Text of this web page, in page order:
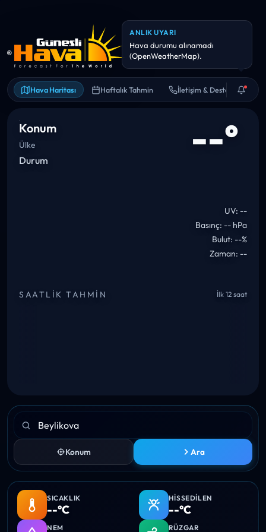
Hava Haritası Haftalık Tahmin İletişim & Destek
Hava durumu alınamadı
(OpenWeatherMap).
Konum
Ülke
Durum --°
UV: --
Basınç: -- hPa
Bulut: --%
Zaman: --
SAATLIK TAHMIN İlk 12 saat
Konum Ara
SICAKLIK
--°C
HISSEDILEN
--°C
NEM RÜZGAR